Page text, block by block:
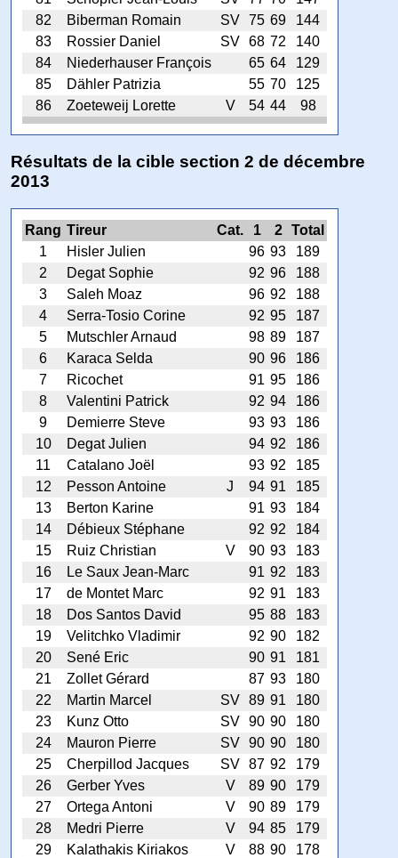
82
Biberman Romain SV 75 69
144
83
Rossier Daniel SV 68 72
140
84
Niederhauser François 65 64
129
85
Dähler Patrizia 55 70
125
86
Zoeteweij Lorette V 54 44 98
Résultats de la cible section 2 de décembre
2013
Rang Tireur Cat. 1 2
Total
1
Hisler Julien 96 93
189
2
Degat Sophie 92 96
188
3
Saleh Moaz 96 92
188
4
Serra-Tosio Corine 92 95
187
5
Mutschler Arnaud 98 89
187
6
Karaca Selda 90 96
186
7
Ricochet 91 95
186
8
Valentini Patrick 92 94
186
9
Demierre Steve 93 93
186
10
Degat Julien 94 92
186
11
Catalano Joël 93 92
185
12
Pesson Antoine J 94 91
185
13
Berton Karine 91 93
184
14
Débieux Stéphane 92 92
184
15
Ruiz Christian V 90 93
183
16
Le Saux Jean-Marc 91 92
183
17
de Montet Marc 92 91
183
18
Dos Santos David 95 88
183
19
Velitchko Vladimir 92 90
182
20
Sené Eric 90 91
181
21
Zollet Gérard 87 93
180
22
Martin Marcel SV 89 91
180
23
Kunz Otto SV 90 90
180
24
Mauron Pierre SV 90 90
180
25
Cherpillod Jacques SV 87 92
179
26
Gerber Yves V 89 90
179
27
Ortega Antoni V 90 89
179
28
Medri Pierre V 94 85
179
29
Kalathakis Kiriakos V 88 90
178